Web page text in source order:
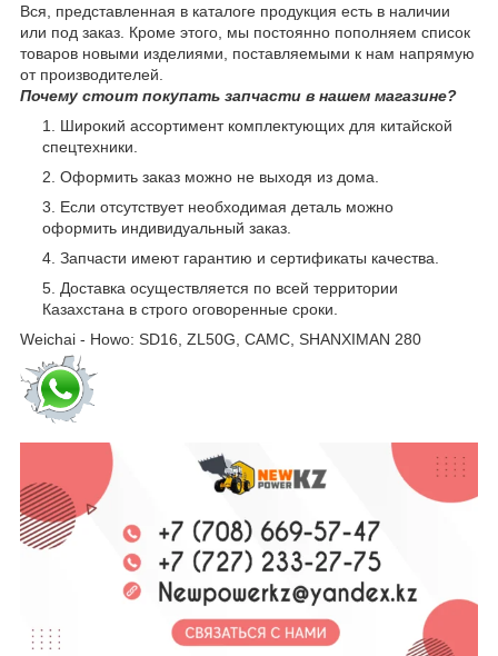
Вся, представленная в каталоге продукция есть в наличии
или под заказ. Кроме этого, мы постоянно пополняем список
товаров новыми изделиями, поставляемыми к нам напрямую
от производителей.
Почему стоит покупать запчасти в нашем магазине?
Широкий ассортимент комплектующих для китайской
спецтехники.
Оформить заказ можно не выходя из дома.
Если отсутствует необходимая деталь можно
оформить индивидуальный заказ.
Запчасти имеют гарантию и сертификаты качества.
Доставка осуществляется по всей территории
Казахстана в строго оговоренные сроки.
Weichai - Howo: SD16, ZL50G, CAMC, SHANXIMAN 280